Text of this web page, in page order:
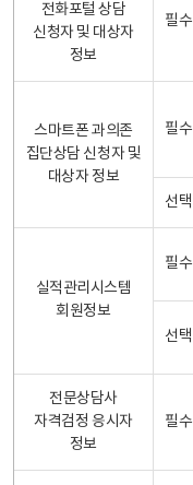
전화포털 상담
신청자 및 대상자
정보
필수
스마트폰 과의존
집단상담 신청자 및
대상자 정보
필수
선택
실적관리시스템
회원정보
필수
선택
전문상담사
자격검정 응시자
정보
필수